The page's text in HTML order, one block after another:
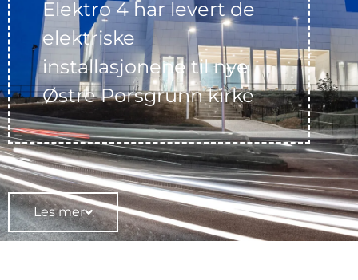
Elektro 4 har levert de
elektriske
installasjonene til nye
Østre Porsgrunn kirke
Les mer